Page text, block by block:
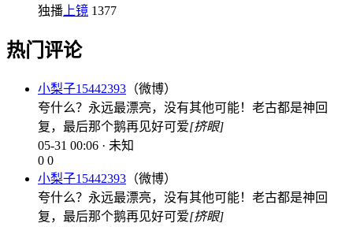
独播 上镜 1377
热门评论
小梨子15442393 （微博）
夸什么？永远最漂亮，没有其他可能！老古都是神回
复，最后那个鹅再见好可爱[挤眼]
05-31 00:06 · 未知
0 0
小梨子15442393 （微博）
夸什么？永远最漂亮，没有其他可能！老古都是神回
复，最后那个鹅再见好可爱[挤眼]